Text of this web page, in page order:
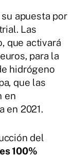
apuesta por
Las
que activará
para la
hidrógeno
que las
en
en 2021.
del
100%